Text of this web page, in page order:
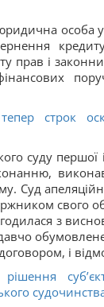
і
строк
суду першої
Суд
свого
з
і